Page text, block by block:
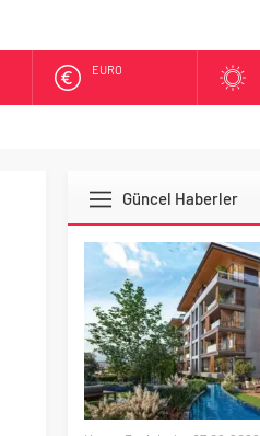
EURO
Güncel Haberler